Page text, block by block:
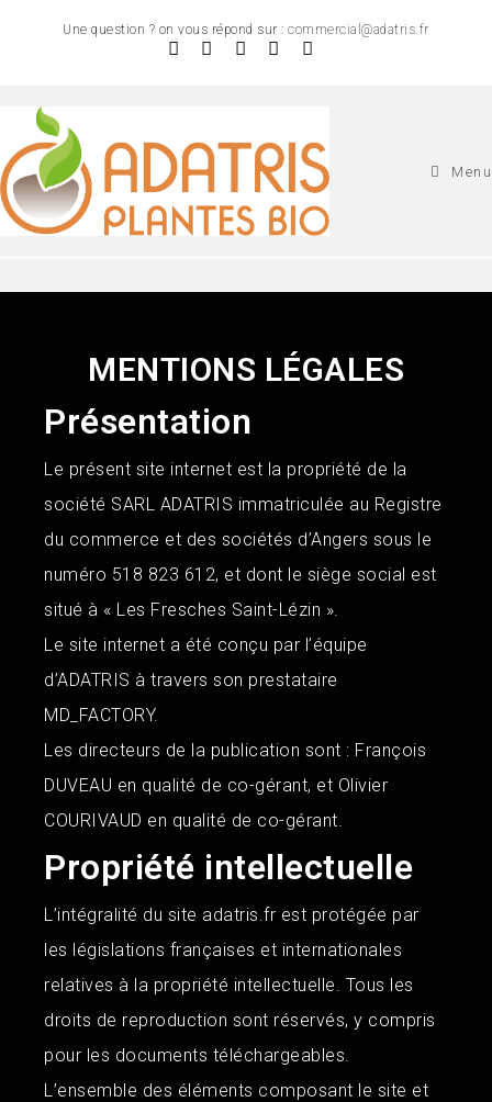
Une question ? on vous répond sur :commercial@adatris.fr
Menu
Mentions légales
MENTIONS LÉGALES
Présentation
Le présent site internet est la propriété de la
société SARL ADATRIS immatriculée au Registre
du commerce et des sociétés d’Angers sous le
numéro 518 823 612, et dont le siège social est
situé à « Les Fresches Saint-Lézin ».
Le site internet a été conçu par l’équipe
d’ADATRIS à travers son prestataire
MD_FACTORY.
Les directeurs de la publication sont : François
DUVEAU en qualité de co-gérant, et Olivier
COURIVAUD en qualité de co-gérant.
Propriété intellectuelle
L’intégralité du site adatris.fr est protégée par
les législations françaises et internationales
relatives à la propriété intellectuelle. Tous les
droits de reproduction sont réservés, y compris
pour les documents téléchargeables.
L’ensemble des éléments composant le site et